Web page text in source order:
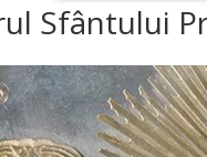
Sfântului
Decembrie